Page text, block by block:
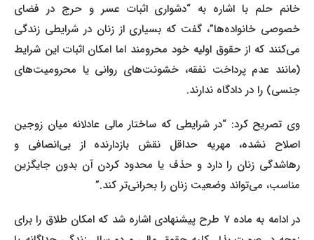
خانم حلم با اشاره به “دشواری اثبات عسر و حرج در فضای
خصوصی خانواده‌ها”، گفت که بسیاری از زنان در شرایطی زندگی
می‌کنند که از حقوق اولیه خود محرومند اما امکان اثبات این شرایط
(مانند عدم پرداخت نفقه، خشونت‌های روانی یا محرومیت‌های
جنسی) را در دادگاه ندارند.
وی تصریح کرد: “در شرایطی که ساختار مالی عادلانه میان زوجین
اصلاح نشده، مهریه حداقل نقش بازدارنده از بی‌انصافی و
رهاشدگی زنان را دارد و حذف یا محدود کردن آن بدون جایگزین
مناسب، می‌تواند وضعیت زنان را بحرانی‌تر کند.”
در ادامه به ماده ۷ طرح پیشنهادی اشاره شد که امکان طلاق را برای